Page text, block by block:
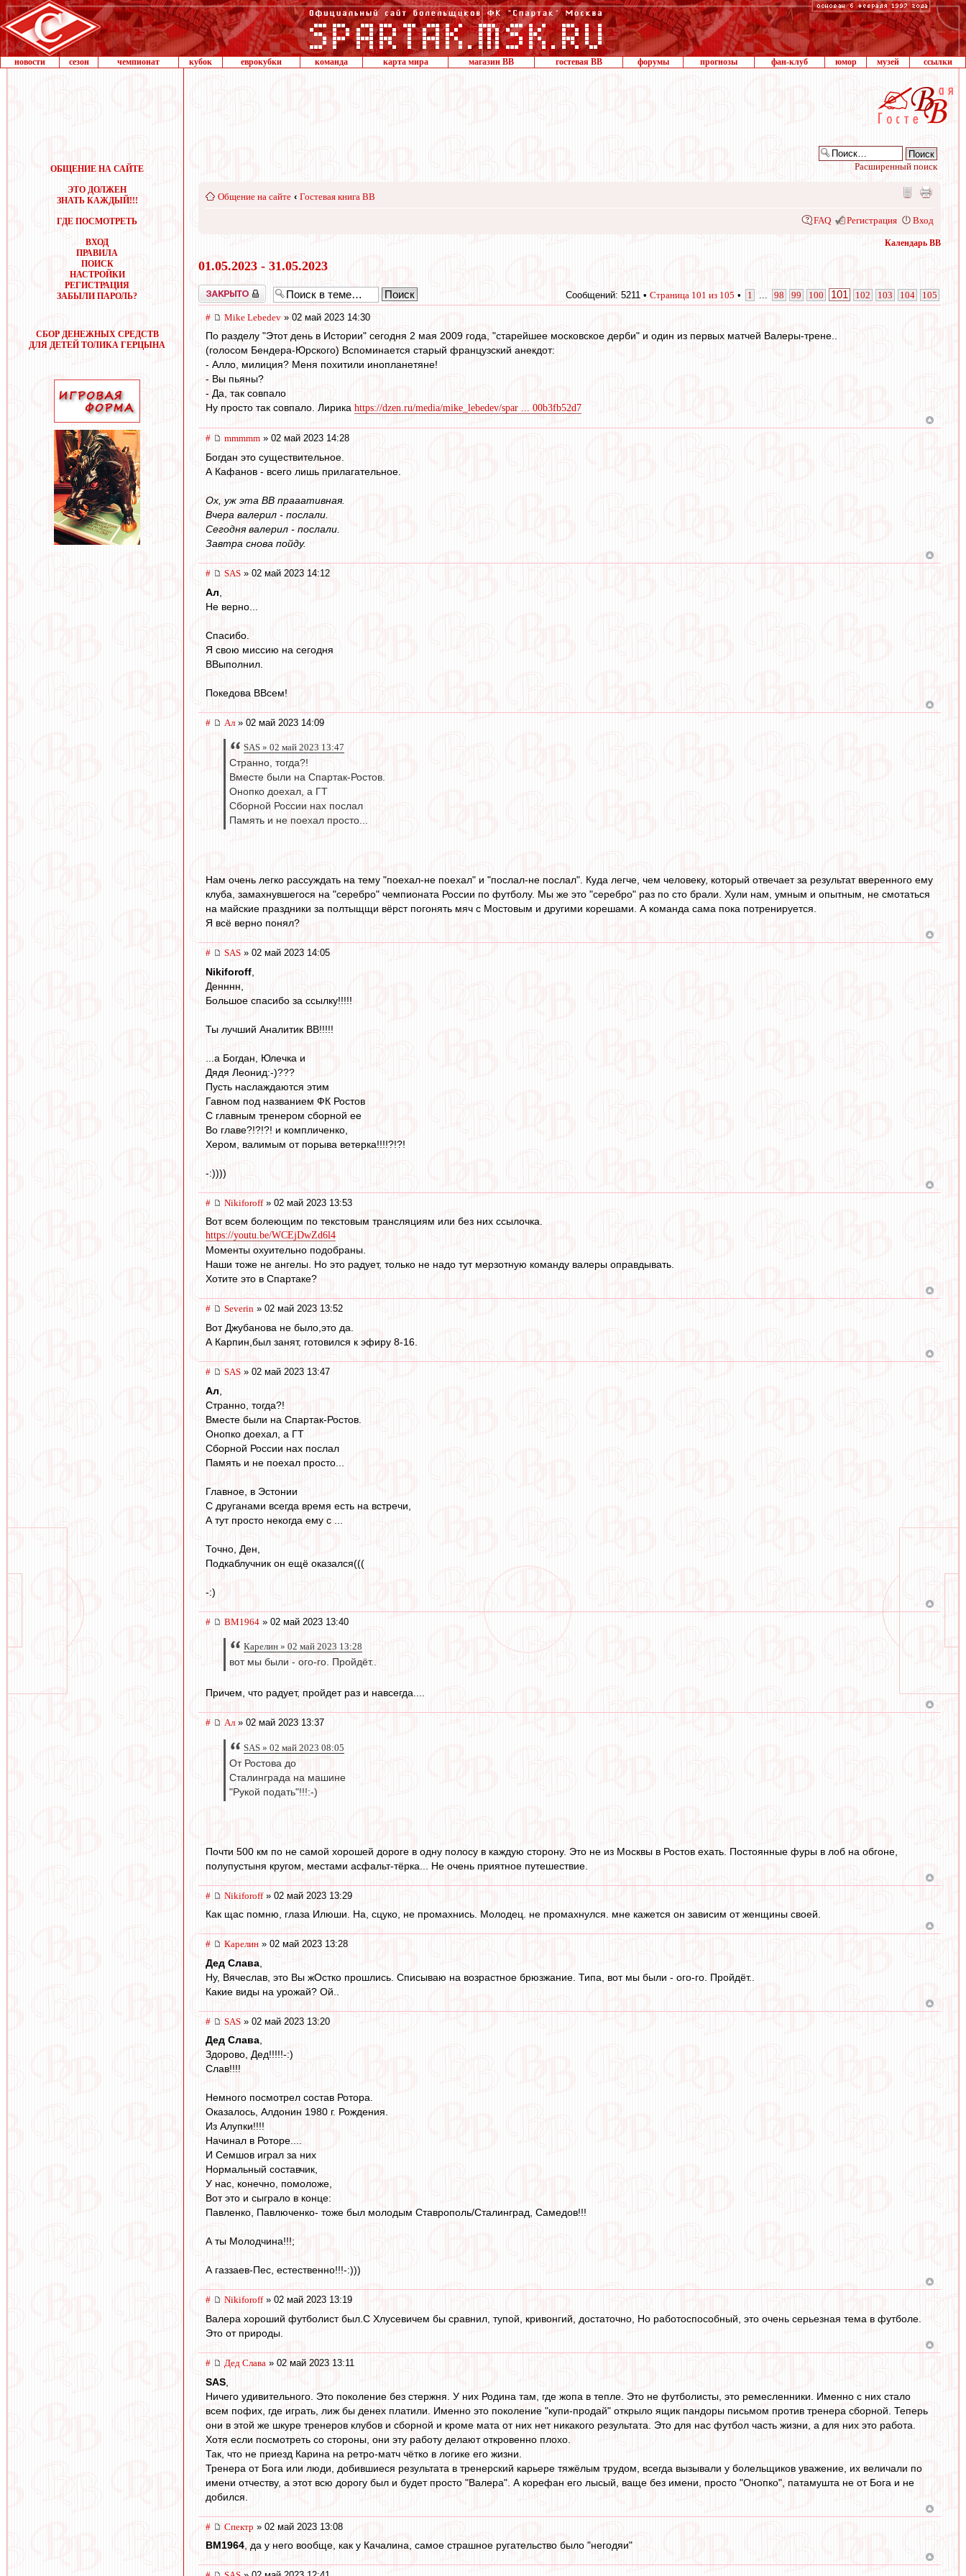
новости сезон чемпионат кубок еврокубки команда карта мира магазин ВВ гостевая ВВ форумы прогнозы фан-клуб юмор музей ссылки
ОБЩЕНИЕ НА САЙТЕ
ЭТО ДОЛЖЕН
ЗНАТЬ КАЖДЫЙ!!!
ГДЕ ПОСМОТРЕТЬ
ВХОД
ПРАВИЛА
ПОИСК
НАСТРОЙКИ
РЕГИСТРАЦИЯ
ЗАБЫЛИ ПАРОЛЬ?
СБОР ДЕНЕЖНЫХ СРЕДСТВ
ДЛЯ ДЕТЕЙ ТОЛИКА ГЕРЦЫНА
Расширенный поиск
Общение на сайте ‹ Гостевая книга ВВ
FAQ Регистрация Вход
Календарь ВВ
01.05.2023 - 31.05.2023
Закрыто Сообщений: 5211 • Страница 101 из 105 • 1 98 99 100 101 102 103 104 105
# Mike Lebedev » 02 май 2023 14:30
По разделу "Этот день в Истории" сегодня 2 мая 2009 года, "старейшее московское дерби" и один из первых матчей Валеры-трене..
(голосом Бендера-Юрского) Вспоминается старый французский анекдот:
- Алло, милиция? Меня похитили инопланетяне!
- Вы пьяны?
- Да, так совпало
Ну просто так совпало. Лирика https://dzen.ru/media/mike_lebedev/spar ... 00b3fb52d7
# mmmmm » 02 май 2023 14:28
Богдан это существительное.
А Кафанов - всего лишь прилагательное.
Ох, уж эта ВВ прааативная.
Вчера валерил - послали.
Сегодня валерил - послали.
Завтра снова пойду.
# SAS » 02 май 2023 14:12
Ал
Не верно...
Спасибо.
Я свою миссию на сегодня
ВВыполнил.
Покедова ВВсем!
# Ал » 02 май 2023 14:09
SAS » 02 май 2023 13:47
Странно, тогда?!
Вместе были на Спартак-Ростов.
Онопко доехал, а ГТ
Сборной России нах послал
Память и не поехал просто...
Нам очень легко рассуждать на тему "поехал-не поехал" и "послал-не послал". Куда легче, чем человеку, который отвечает за результат вверенного ему
клуба, замахнувшегося на "серебро" чемпионата России по футболу. Мы же это "серебро" раз по сто брали. Хули нам, умным и опытным, не смотаться
на майские праздники за полтыщщи вёрст погонять мяч с Мостовым и другими корешами. А команда сама пока потренируется.
Я всё верно понял?
# SAS » 02 май 2023 14:05
Nikiforoff
Денннн,
Большое спасибо за ссылку!!!!!
Ты лучший Аналитик ВВ!!!!!
...а Богдан, Юлечка и
Дядя Леонид:-)???
Пусть наслаждаются этим
Гавном под названием ФК Ростов
С главным тренером сборной ее
Во главе?!?!?! и компличенко,
Хером, валимым от порыва ветерка!!!!?!?!
-:))))
# Nikiforoff» 02 май 2023 13:53
Вот всем болеющим по текстовым трансляциям или без них ссылочка.
https://youtu.be/WCEjDwZd6l4
Моменты охуительно подобраны.
Наши тоже не ангелы. Но это радует, только не надо тут мерзотную команду валеры оправдывать.
Хотите это в Спартаке?
# Severin » 02 май 2023 13:52
Вот Джубанова не было,это да.
А Карпин,был занят, готовился к эфиру 8-16.
# SAS » 02 май 2023 13:47
Ал
Странно, тогда?!
Вместе были на Спартак-Ростов.
Онопко доехал, а ГТ
Сборной России нах послал
Память и не поехал просто...
Главное, в Эстонии
С друганами всегда время есть на встречи,
А тут просто некогда ему с ...
Точно, Ден,
Подкаблучник он ещё оказался(((
-:)
# BM1964 » 02 май 2023 13:40
Карелин » 02 май 2023 13:28
вот мы были - ого-го. Пройдёт..
Причем, что радует, пройдет раз и навсегда....
# Ал » 02 май 2023 13:37
SAS » 02 май 2023 08:05
От Ростова до
Сталинграда на машине
"Рукой подать"!!!:-)
Почти 500 км по не самой хорошей дороге в одну полосу в каждую сторону. Это не из Москвы в Ростов ехать. Постоянные фуры в лоб на обгоне,
полупустыня кругом, местами асфальт-тёрка... Не очень приятное путешествие.
# Nikiforoff» 02 май 2023 13:29
Как щас помню, глаза Илюши. На, сцуко, не промахнись. Молодец. не промахнулся. мне кажется он зависим от женщины своей.
# Карелин » 02 май 2023 13:28
Дед Слава
Ну, Вячеслав, это Вы жОстко прошлись. Списываю на возрастное брюзжание. Типа, вот мы были - ого-го. Пройдёт..
Какие виды на урожай? Ой..
# SAS » 02 май 2023 13:20
Дед Слава,
Здорово, Дед!!!!!-:)
Слав!!!!
Немного посмотрел состав Ротора.
Оказалось, Алдонин 1980 г. Рождения.
Из Алупки!!!!
Начинал в Роторе....
И Семшов играл за них
Нормальный составчик,
У нас, конечно, помоложе,
Вот это и сыграло в конце:
Павленко, Павлюченко- тоже был молодым Ставрополь/Сталинград, Самедов!!!
А ты Молодчина!!!;
А газзаев-Пес, естественно!!!-:)))
# Nikiforoff» 02 май 2023 13:19
Валера хороший футболист был.С Хлусевичем бы сравнил, тупой, кривонгий, достаточно, Но работоспособный, это очень серьезная тема в футболе.
Это от природы.
# Дед Слава » 02 май 2023 13:11
SAS
Ничего удивительного. Это поколение без стержня. У них Родина там, где жопа в тепле. Это не футболисты, это ремесленники. Именно с них стало
всем пофих, где играть, лиж бы денех платили. Именно это поколение "купи-продай" открыло ящик пандоры письмом против тренера сборной. Теперь
они в этой же шкуре тренеров клубов и сборной и кроме мата от них нет никакого результата. Это для нас футбол часть жизни, а для них это работа.
Хотя если посмотреть со стороны, они эту работу делают откровенно плохо.
Так, что не приезд Карина на ретро-матч чётко в логике его жизни.
Тренера от Бога или люди, добившиеся результата в тренерский карьере тяжёлым трудом, всегда вызывали у болельщиков уважение, их величали по
имени отчеству, а этот всю дорогу был и будет просто "Валера". А корефан его лысый, ваще без имени, просто "Онопко", патамушта не от Бога и не
добился.
# Спектр » 02 май 2023 13:08
BM1964, да у него вообще, как у Качалина, самое страшное ругательство было "негодяи"